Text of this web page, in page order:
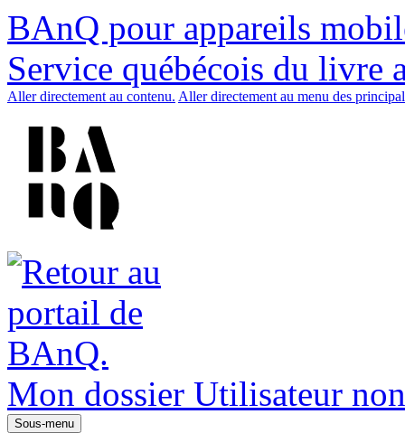
BAnQ pour appareils
Service québécois du livre
Aller directement au contenu. Aller directement au menu des
Mon dossier Utilisateur
Sous-menu